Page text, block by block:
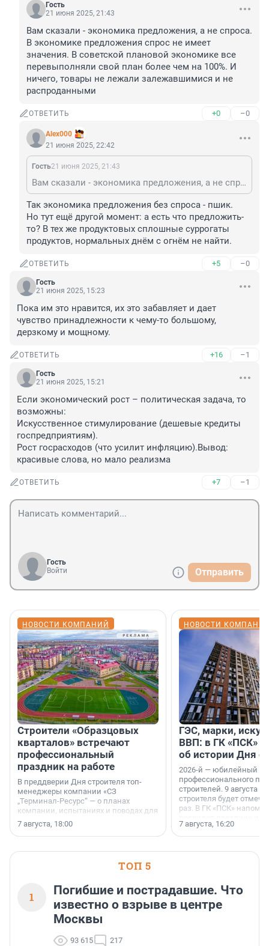
Гость
21 июня 2025, 21:43
Вам сказали - экономика предложения, а не спроса.
В экономике предложения спрос не имеет
значения. В советской плановой экономике все
перевыполняли свой план более чем на 100%. И
ничего, товары не лежали залежавшимися и не
распроданными
ОТВЕТИТЬ +0 –0
Alex000
21 июня 2025, 22:42
Гость21 июня 2025, 21:43
Вам сказали - экономика предложения, а не спроса. В экономике предложения спрос не имеет значения. В советской плановой экономике все перевыполняли свой план более чем на 100%. И ничего, товары не лежали залежавшимися и не распроданными
Так экономика предложения без спроса - пшик.
Но тут ещё другой момент: а есть что предложить-
то? В тех же продуктовых сплошные суррогаты
продуктов, нормальных днём с огнём не найти.
ОТВЕТИТЬ +5 –0
Гость
21 июня 2025, 15:23
Пока им это нравится, их это забавляет и дает
чувство принадлежности к чему-то большому,
дерзкому и мощному.
ОТВЕТИТЬ +16 –1
Гость
21 июня 2025, 15:21
Если экономический рост – политическая задача, то
возможны:
Искусственное стимулирование (дешевые кредиты
госпредприятиям).
Рост госрасходов (что усилит инфляцию).Вывод:
красивые слова, но мало реализма
ОТВЕТИТЬ +7 –1
Гость
Войти
Отправить
НОВОСТИ КОМПАНИЙ
Строители «Образцовых
кварталов» встречают
профессиональный
праздник на работе
В преддверии Дня строителя топ-
менеджеры компании «СЗ
„Терминал-Ресурс“ — о планах
компании, испытаниях и поводах для
осторожного оптимизма.
7 августа, 18:00
НОВОСТИ
ГЭС, марки,
ВВП: в ГК «ПСК»
об истории Дня
2026-й — юбилейный
профессионального
строителей. 9 августа
строителя будет
раз. В ГК «ПСК»
поменялась роль
7 августа, 16:20
ТОП 5
1
Погибшие и пострадавшие. Что
известно о взрыве в центре
Москвы
93 615 217